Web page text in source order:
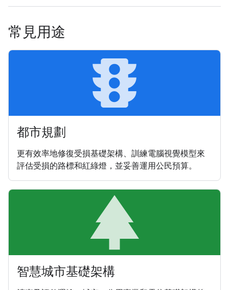
常見用途
traffic
都市規劃
更有效率地修復受損基礎架構、訓練電腦視覺模型來
評估受損的路標和紅綠燈，並妥善運用公民預算。
智慧城市基礎架構